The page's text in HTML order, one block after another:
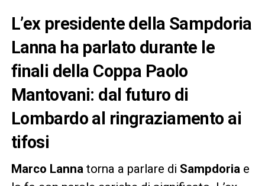
L’ex presidente della Sampdoria
Lanna ha parlato durante le
finali della Coppa Paolo
Mantovani: dal futuro di
Lombardo al ringraziamento ai
tifosi
Marco Lannatorna a parlare di Sampdoriae